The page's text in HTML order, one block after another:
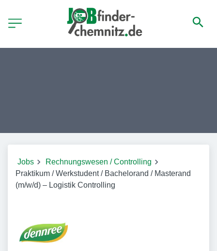
Jobs
Rechnungswesen / Controlling
Praktikum / Werkstudent / Bachelorand / Masterand
(m/w/d) – Logistik Controlling